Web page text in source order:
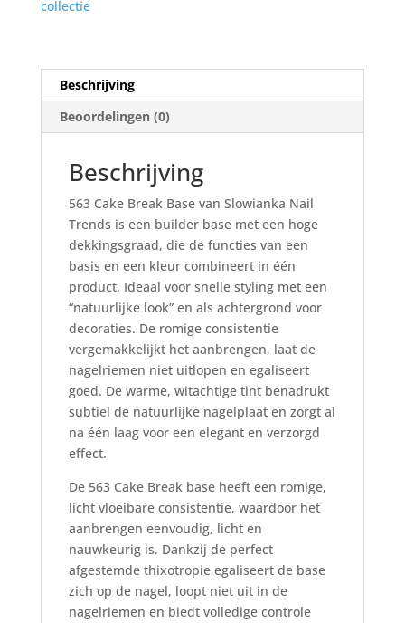
collectie
Beschrijving
Beoordelingen (0)
Beschrijving
563 Cake Break Base van Slowianka Nail
Trends is een builder base met een hoge
dekkingsgraad, die de functies van een
basis en een kleur combineert in één
product. Ideaal voor snelle styling met een
“natuurlijke look” en als achtergrond voor
decoraties. De romige consistentie
vergemakkelijkt het aanbrengen, laat de
nagelriemen niet uitlopen en egaliseert
goed. De warme, witachtige tint benadrukt
subtiel de natuurlijke nagelplaat en zorgt al
na één laag voor een elegant en verzorgd
effect.
De 563 Cake Break base heeft een romige,
licht vloeibare consistentie, waardoor het
aanbrengen eenvoudig, licht en
nauwkeurig is. Dankzij de perfect
afgestemde thixotropie egaliseert de base
zich op de nagel, loopt niet uit in de
nagelriemen en biedt volledige controle